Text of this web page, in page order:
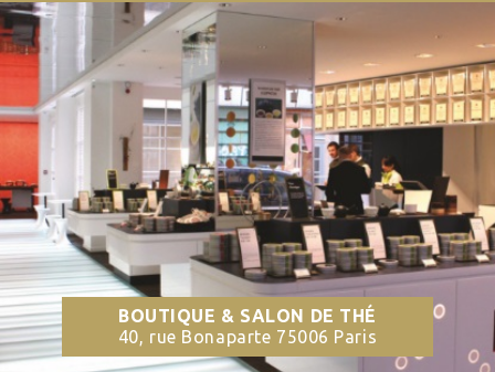
BOUTIQUE & SALON DE THÉ
40, rue Bonaparte 75006 Paris